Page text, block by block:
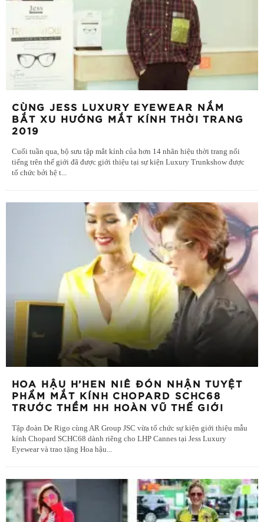
CÙNG JESS LUXURY EYEWEAR NẮM
BẮT XU HƯỚNG MẮT KÍNH THỜI TRANG
2019
Cuối tuần qua, bộ sưu tập mắt kính của hơn 14 nhãn hiệu thời trang nổi
tiếng trên thế giới đã được giới thiệu tại sự kiện Luxury Trunkshow được
tổ chức bởi hệ t
HOA HẬU H’HEN NIÊ ĐÓN NHẬN TUYỆT
PHẨM MẮT KÍNH CHOPARD SCHC68
TRƯỚC THỀM HH HOÀN VŨ THẾ GIỚI
Tập đoàn De Rigo cùng AR Group JSC vừa tổ chức sự kiện giới thiệu mẫu
kính Chopard SCHC68 dành riêng cho LHP Cannes tại Jess Luxury
Eyewear và trao tặng Hoa hậu...